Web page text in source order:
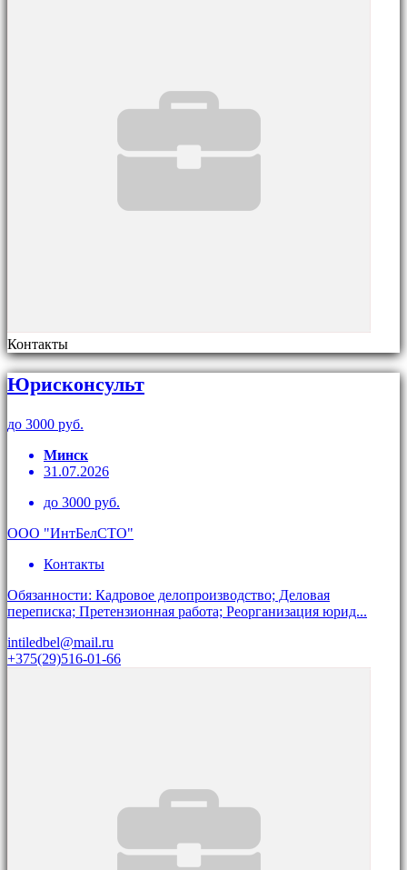
Контакты
Юрисконсульт
до 3000 руб.
Минск
31.07.2026
до 3000 руб.
ООО "ИнтБелСТО"
Контакты
Обязанности: Кадровое делопроизводство; Деловая
переписка; Претензионная работа; Реорганизация юрид...
intiledbel@mail.ru
+375(29)516-01-66